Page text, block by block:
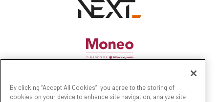
By clicking “Accept All Cookies”, you agree to the storing of
cookies on your device to enhance site navigation, analyze site